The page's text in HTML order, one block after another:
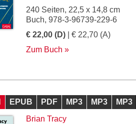
240 Seiten, 22,5 x 14,8 cm
Buch, 978-3-96739-229-6
€ 22,00 (D) | € 22,70 (A)
Zum Buch
EPUB PDF MP3 MP3
MP3
Brian Tracy